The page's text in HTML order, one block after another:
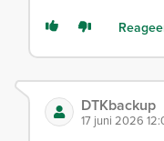
DTKbackup
17 juni 2026